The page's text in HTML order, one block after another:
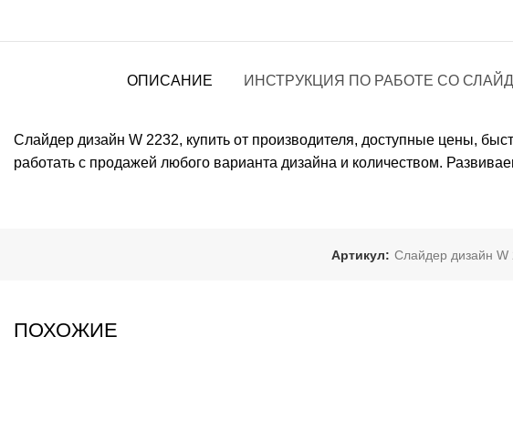
ОПИСАНИЕ ИНСТРУКЦИЯ ПО РАБОТЕ СО
Слайдер дизайн W 2232, купить от производителя, доступные цены,
работать с продажей любого варианта дизайна и количеством.
Артикул: Слайдер дизайн W
ПОХОЖИЕ